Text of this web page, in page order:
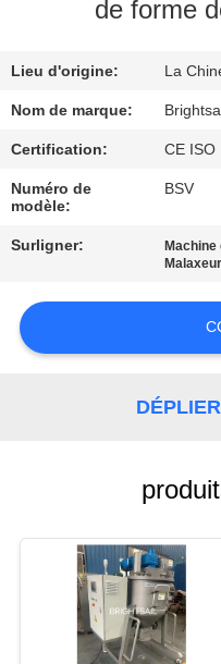
VISITE
L'USINE
CONTRÔLE
DE
QUALITÉ
NOUS
NOUVELLES
PLAN
de forme
Lieu d'origine: La
Nom de marque:
Certification: CE ISO
Numéro de
modèle:
BSV
Surligner: